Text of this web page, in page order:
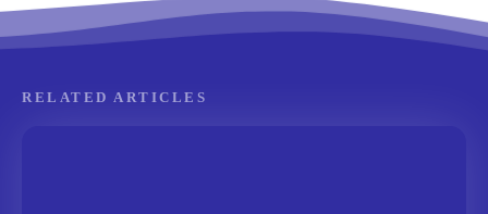
RELATED ARTICLES